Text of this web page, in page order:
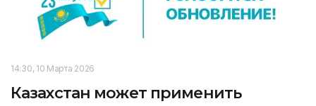
14:30, 10 Марта 2026
Казахстан может применить